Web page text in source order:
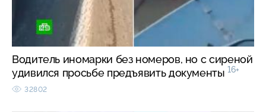
Водитель иномарки без номеров, но с сиреной
удивился просьбе предъявить документы 16+
32802